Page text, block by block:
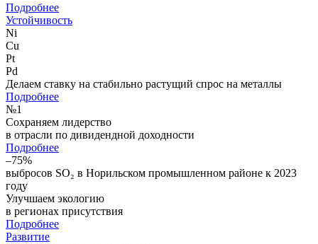
Подробнее
Устойчивость
Ni
Cu
Pt
Pd
Делаем ставку на стабильно растущий спрос на металлы
Подробнее
№1
Сохраняем лидерство
в отрасли по дивидендной доходности
Подробнее
–75%
выбросов SO₂ в Норильском промышленном районе к 2023
году
Улучшаем экологию
в регионах присутствия
Подробнее
Развитие